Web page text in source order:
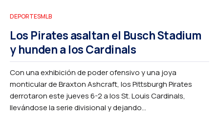
DEPORTESMLB
Los Pirates asaltan el Busch Stadium
y hunden a los Cardinals
Con una exhibición de poder ofensivo y una joya
monticular de Braxton Ashcraft, los Pittsburgh Pirates
derrotaron este jueves 6-2 a los St. Louis Cardinals,
llevándose la serie divisional y dejando...